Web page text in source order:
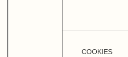
COOKIES